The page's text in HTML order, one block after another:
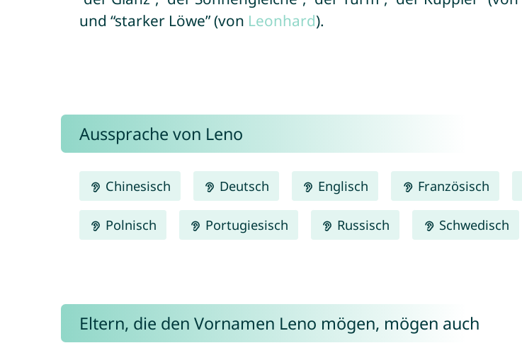
und “starker Löwe” (von Leonhard).
Aussprache von Leno
Chinesisch Deutsch Englisch Französisch
Polnisch Portugiesisch Russisch Schwedisch
Eltern, die den Vornamen Leno mögen, mögen auch